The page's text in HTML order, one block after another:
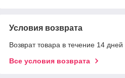
Условия возврата
Возврат товара в течение 14
Все условия возврата